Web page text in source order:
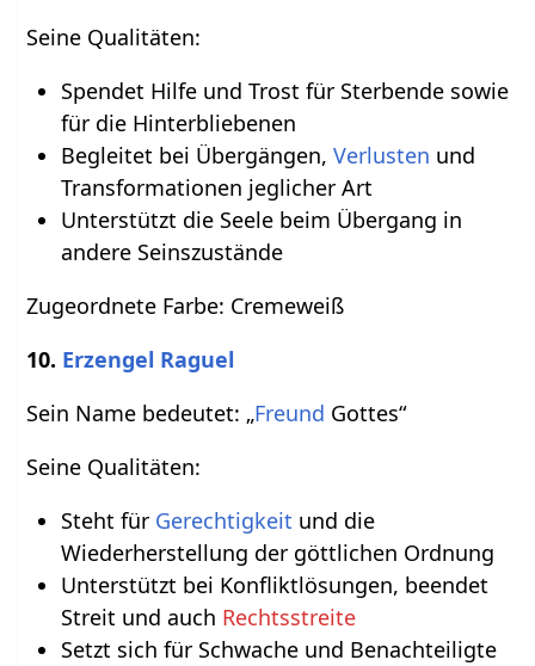
Seine Qualitäten:
Spendet Hilfe und Trost für Sterbende sowie
für die Hinterbliebenen
Begleitet bei Übergängen, Verlusten und
Transformationen jeglicher Art
Unterstützt die Seele beim Übergang in
andere Seinszustände
Zugeordnete Farbe: Cremeweiß
10. Erzengel Raguel
Sein Name bedeutet: „Freund Gottes“
Seine Qualitäten:
Steht für Gerechtigkeit und die
Wiederherstellung der göttlichen Ordnung
Unterstützt bei Konfliktlösungen, beendet
Streit und auch Rechtsstreite
Setzt sich für Schwache und Benachteiligte